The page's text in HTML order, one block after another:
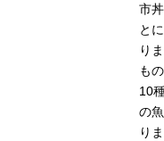
市
と
り
も
10
の
り